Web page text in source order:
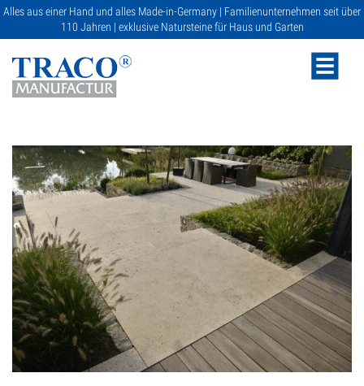
Alles aus einer Hand und alles Made-in-Germany | Familienunternehmen seit über
110 Jahren | exklusive Natursteine für Haus und Garten
NATURSTEINE
KATALOGE
RATGEBER
SERVICE
GALERIE